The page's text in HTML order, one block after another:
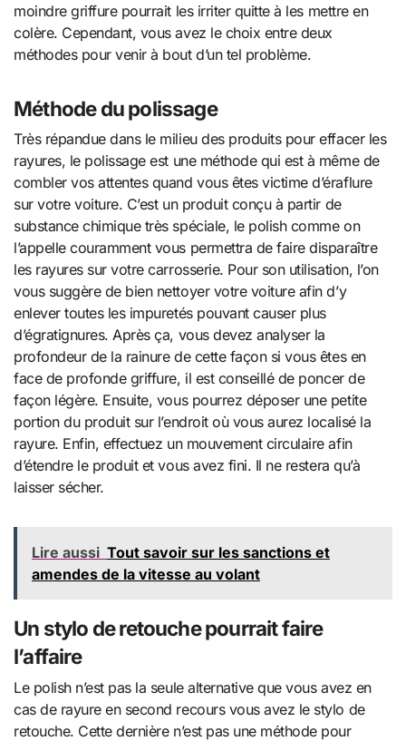
moindre griffure pourrait les irriter quitte à les mettre en
colère. Cependant, vous avez le choix entre deux
méthodes pour venir à bout d’un tel problème.
Méthode du polissage
Très répandue dans le milieu des produits pour effacer les
rayures, le polissage est une méthode qui est à même de
combler vos attentes quand vous êtes victime d’éraflure
sur votre voiture. C’est un produit conçu à partir de
substance chimique très spéciale, le polish comme on
l’appelle couramment vous permettra de faire disparaître
les rayures sur votre carrosserie. Pour son utilisation, l’on
vous suggère de bien nettoyer votre voiture afin d’y
enlever toutes les impuretés pouvant causer plus
d’égratignures. Après ça, vous devez analyser la
profondeur de la rainure de cette façon si vous êtes en
face de profonde griffure, il est conseillé de poncer de
façon légère. Ensuite, vous pourrez déposer une petite
portion du produit sur l’endroit où vous aurez localisé la
rayure. Enfin, effectuez un mouvement circulaire afin
d’étendre le produit et vous avez fini. Il ne restera qu’à
laisser sécher.
Lire aussi Tout savoir sur les sanctions et
amendes de la vitesse au volant
Un stylo de retouche pourrait faire
l’affaire
Le polish n’est pas la seule alternative que vous avez en
cas de rayure en second recours vous avez le stylo de
retouche. Cette dernière n’est pas une méthode pour